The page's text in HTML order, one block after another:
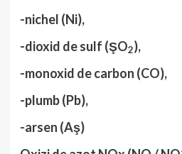
-nichel (Ni),
-dioxid de sulf (ŞO2),
-monoxid de carbon (CO),
-plumb (Pb),
-arsen (Aş)